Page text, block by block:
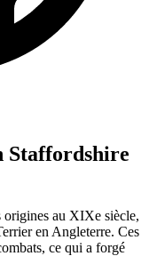
Staffordshire
au XIXe siècle,
en Angleterre. Ces
ce qui a forgé